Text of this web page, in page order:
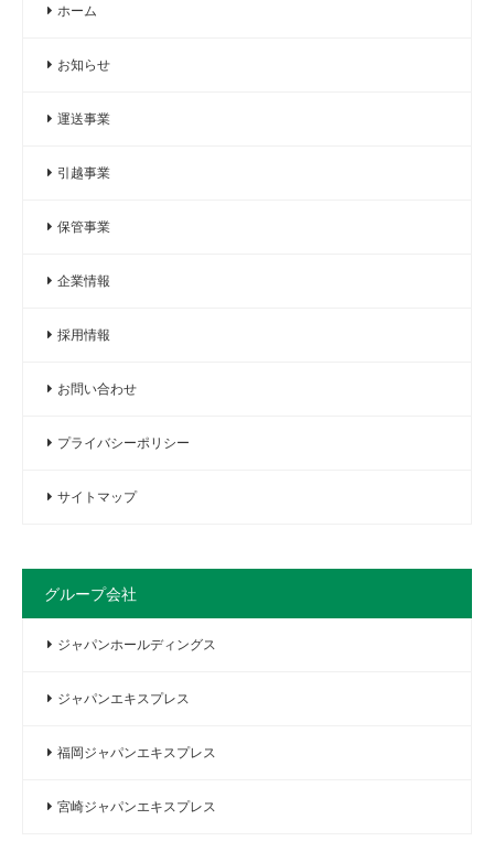
ホーム
お知らせ
運送事業
引越事業
保管事業
企業情報
採用情報
お問い合わせ
プライバシーポリシー
サイトマップ
グループ会社
ジャパンホールディングス
ジャパンエキスプレス
福岡ジャパンエキスプレス
宮崎ジャパンエキスプレス